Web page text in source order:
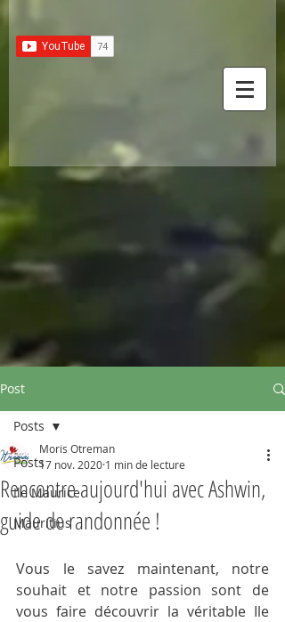
Post
Posts
Ile Maurice
Mauritius
Posts
Rencontre aujourd'hui avec Ashwin,
guide de randonnée !
Moris Otreman
17 nov. 2020 1 min de lecture
Vous le savez maintenant, notre
souhait et notre passion sont de
vous faire découvrir la véritable Ile